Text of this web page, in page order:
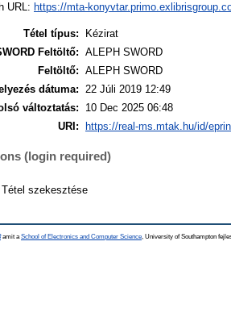
URL: https://mta-
Tétel típus:
Kézirat
Feltöltő: ALEPH SWORD
Feltöltő: ALEPH SWORD
dátuma: 22 Júli 2019 12:49
változtatás:
10 Dec 2025 06:48
URI:
https://real-ms.mtak.hu/id/
(login required)
Tétel szekesztése
amit a School of Electronics and Computer Science , University of Southampton